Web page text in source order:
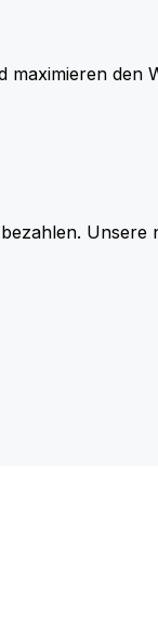
maximieren den
Unsere